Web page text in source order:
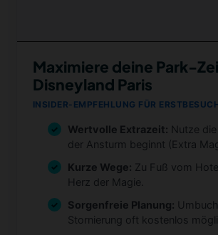
Maximiere deine Park-
Disneyland Paris
INSIDER-EMPFEHLUNG FÜR
Wertvolle Extrazeit: Nutze
der Ansturm beginnt (Extra
Kurze Wege: Zu Fuß vom
Herz der Magie.
Sorgenfreie Planung:
Stornierung oft kostenlos